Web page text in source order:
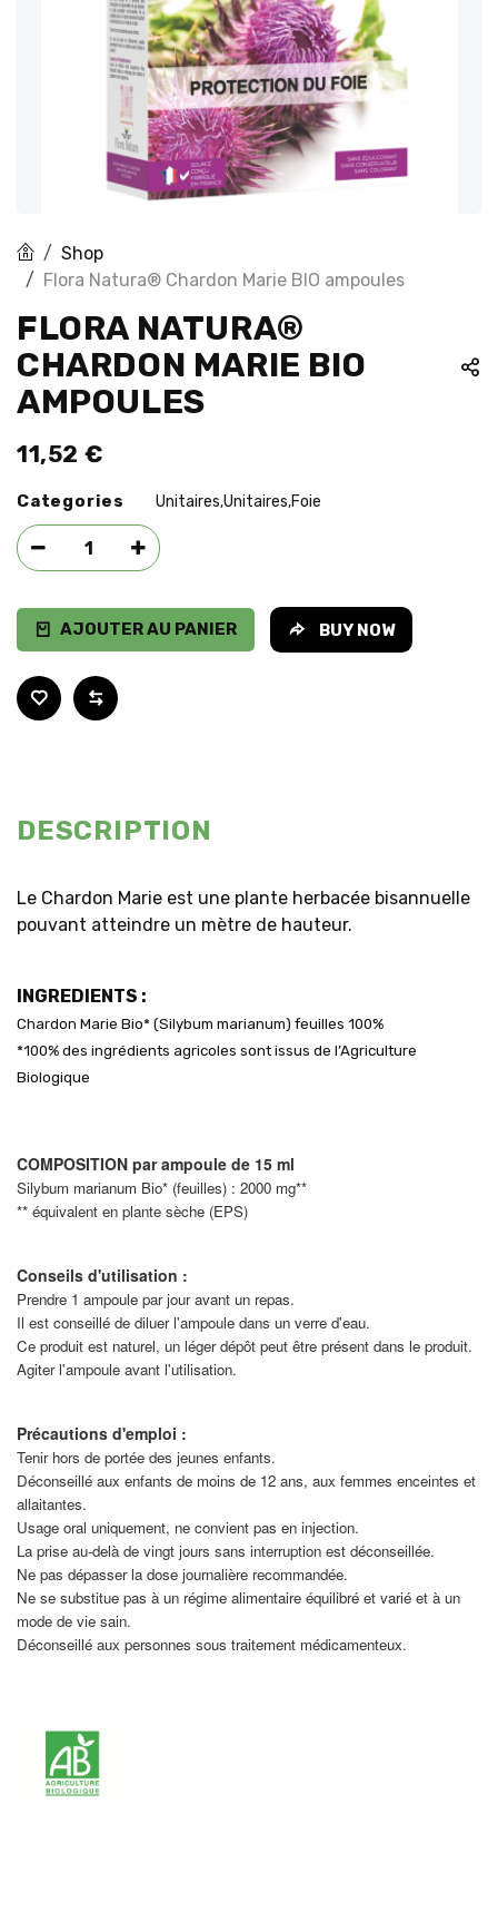
Shop
Flora Natura® Chardon Marie BIO ampoules
FLORA NATURA®
CHARDON MARIE BIO
AMPOULES
11,52 €
Categories Unitaires,Unitaires,Foie
AJOUTER AU PANIER BUY NOW
DESCRIPTION
Le Chardon Marie est une plante herbacée bisannuelle
pouvant atteindre un mètre de hauteur.
INGREDIENTS :
Chardon Marie Bio* (Silybum marianum) feuilles 100%
*100% des ingrédients agricoles sont issus de l’Agriculture
Biologique
COMPOSITION par ampoule de 15 ml
Silybum marianum Bio* (feuilles) : 2000 mg**
** équivalent en plante sèche (EPS)
Conseils d'utilisation :
Prendre 1 ampoule par jour avant un repas.
Il est conseillé de diluer l'ampoule dans un verre d'eau.
Ce produit est naturel, un léger dépôt peut être présent dans le produit.
Agiter l'ampoule avant l'utilisation.
Précautions d'emploi :
Tenir hors de portée des jeunes enfants.
Déconseillé aux enfants de moins de 12 ans, aux femmes enceintes et
allaitantes.
Usage oral uniquement, ne convient pas en injection.
La prise au-delà de vingt jours sans interruption est déconseillée.
Ne pas dépasser la dose journalière recommandée.
Ne se substitue pas à un régime alimentaire équilibré et varié et à un
mode de vie sain.
Déconseillé aux personnes sous traitement médicamenteux.